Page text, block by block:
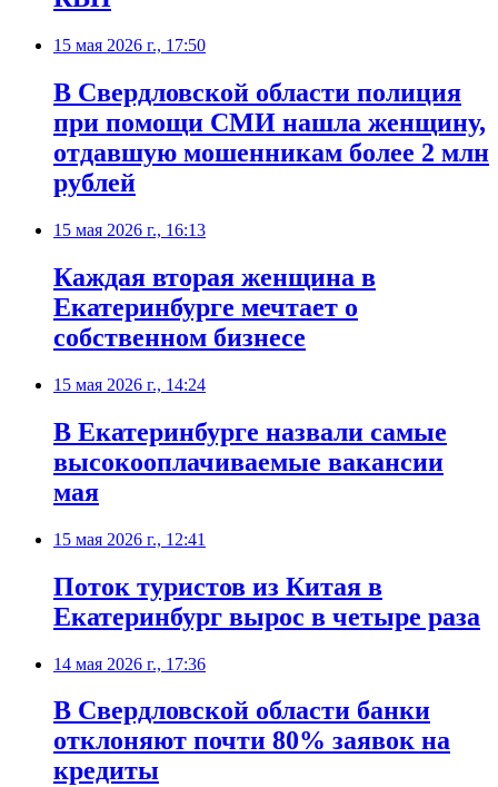
15 мая 2026 г., 17:50
В Свердловской области полиция
при помощи СМИ нашла женщину,
отдавшую мошенникам более 2 млн
рублей
15 мая 2026 г., 16:13
Каждая вторая женщина в
Екатеринбурге мечтает о
собственном бизнесе
15 мая 2026 г., 14:24
В Екатеринбурге назвали самые
высокооплачиваемые вакансии
мая
15 мая 2026 г., 12:41
Поток туристов из Китая в
Екатеринбург вырос в четыре раза
14 мая 2026 г., 17:36
В Свердловской области банки
отклоняют почти 80% заявок на
кредиты